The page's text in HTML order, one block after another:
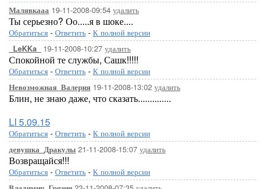
Малявкааа 19-11-2008-09:54 удалить
Ты серьезно? Оо.....я в шоке....
Обратиться - Ответить - К полной версии
_LeKKa_ 19-11-2008-10:27 удалить
Спокойной те службы, Сашк!!!!!
Обратиться - Ответить - К полной версии
Невозможная_Валерия 19-11-2008-13:02 удалить
Блин, не знаю даже, что сказать..............
LI 5.09.15
Обратиться - Ответить - К полной версии
девушка_Дракулы 21-11-2008-15:07 удалить
Возвращайся!!!
Обратиться - Ответить - К полной версии